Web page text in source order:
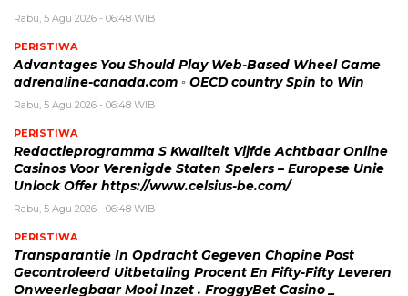
Rabu, 5 Agu 2026 - 06:48 WIB
PERISTIWA
Advantages You Should Play Web-Based Wheel Game
adrenaline-canada.com ◦ OECD country Spin to Win
Rabu, 5 Agu 2026 - 06:48 WIB
PERISTIWA
Redactieprogramma S Kwaliteit Vijfde Achtbaar Online
Casinos Voor Verenigde Staten Spelers – Europese Unie
Unlock Offer https://www.celsius-be.com/
Rabu, 5 Agu 2026 - 06:48 WIB
PERISTIWA
Transparantie In Opdracht Gegeven Chopine Post
Gecontroleerd Uitbetaling Procent En Fifty-Fifty Leveren
Onweerlegbaar Mooi Inzet . FroggyBet Casino _